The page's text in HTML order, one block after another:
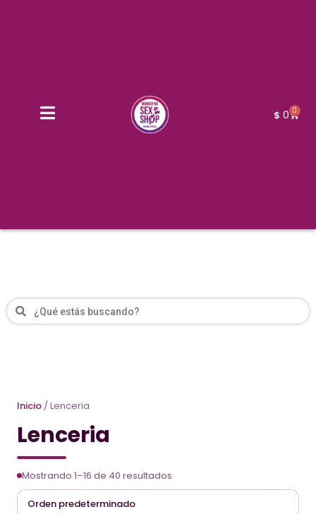
$ 0 0
Inicio / Lenceria
Lenceria
Mostrando 1–16 de 40 resultados